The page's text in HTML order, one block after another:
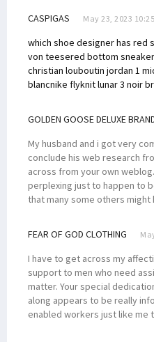
CASPIGAS May 23, 2023
which shoe designer has red
von teesered bottom
christian louboutin jordan 1
blancnike flyknit lunar 3 noir
GOLDEN GOOSE DELUXE
My husband and i got very
conclude his web research
across from your own
perplexing just to happen to
that many some others might
FEAR OF GOD CLOTHING
I have to get across my
support to men who need
matter. Your special
along appears to be really
enabled workers just like me